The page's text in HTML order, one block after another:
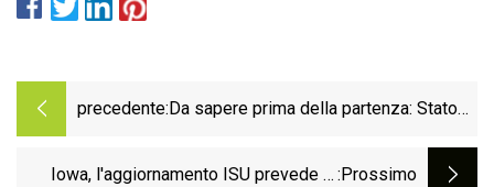
precedente: Da sapere prima della partenza: Stato
Iowa, l'aggiornamento ISU prevede di :Prossimo